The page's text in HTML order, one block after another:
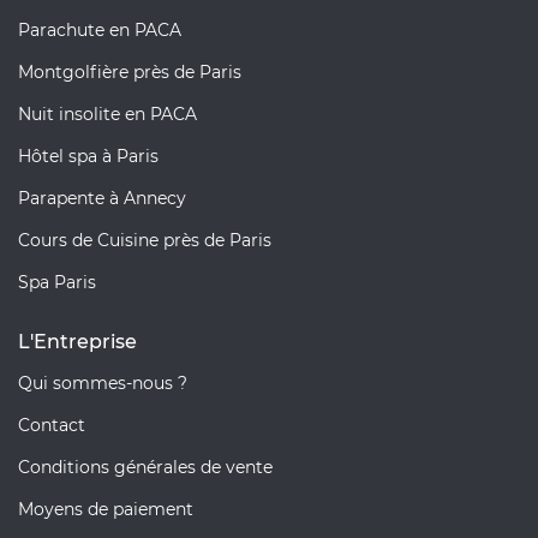
Parachute en PACA
Montgolfière près de Paris
Nuit insolite en PACA
Hôtel spa à Paris
Parapente à Annecy
Cours de Cuisine près de Paris
Spa Paris
L'Entreprise
Qui sommes-nous ?
Contact
Conditions générales de vente
Moyens de paiement